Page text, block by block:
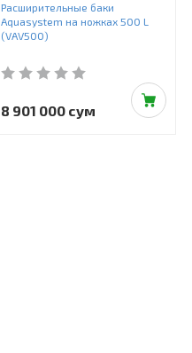
Расширительные баки
Aquasystem на ножках 500 L
(VAV500)
8 901 000 сум